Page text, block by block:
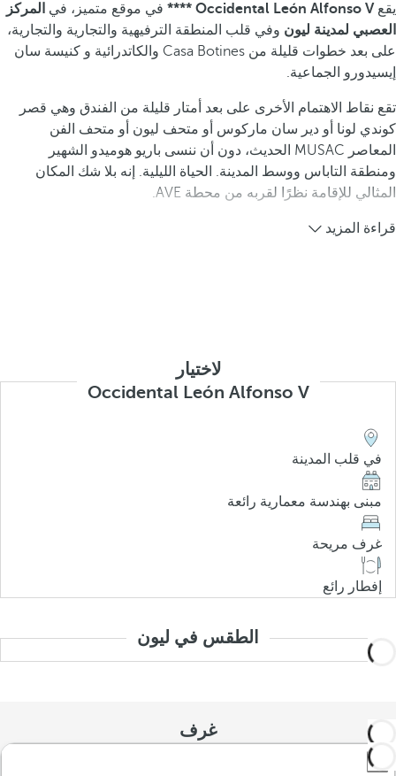
يقعOccidental León Alfonso V **** في موقع متميز، في المركز
العصبي لمدينة ليون وفي قلب المنطقة الترفيهية والتجارية والتجارية،
على بعد خطوات قليلة من Casa Botines والكاتدرائية و كنيسة سان
إيسيدورو الجماعية.
تقع نقاط الاهتمام الأخرى على بعد أمتار قليلة من الفندق وهي قصر
كوندي لونا أو دير سان ماركوس أو متحف ليون أو متحف الفن
المعاصر MUSAC الحديث، دون أن ننسى باريو هوميدو الشهير
ومنطقة التاباس ووسط المدينة. الحياة الليلية. إنه بلا شك المكان
المثالي للإقامة نظرًا لقربه من محطة AVE.
قراءة المزيد
لاختيار
Occidental León Alfonso V
في قلب المدينة
مبنى بهندسة معمارية رائعة
غرف مريحة
إفطار رائع
الطقس في ليون
غرف